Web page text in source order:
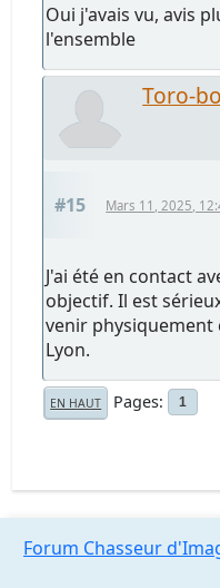
Oui j'avais vu, avis
l'ensemble
Toro-
#15 Mars 11, 2025,
J'ai été en contact
objectif. Il est
venir
Lyon.
EN HAUT Pages 1
Forum Chasseur